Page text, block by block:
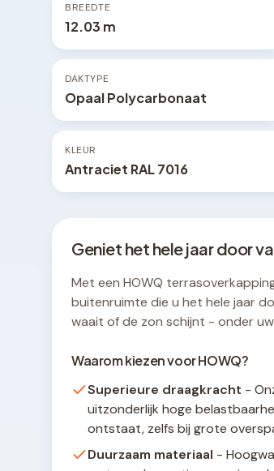
BREEDTE
12.03 m
DAKTYPE
Opaal Polycarbonaat
KLEUR
Antraciet RAL 7016
Geniet het hele jaar door
Met een HOWQ
buitenruimte die u het hele jaar
waait of de zon schijnt - onder
Waarom kiezen voor HOWQ?
Superieure draagkracht -
uitzonderlijk hoge
ontstaat, zelfs bij grote
Duurzaam materiaal -